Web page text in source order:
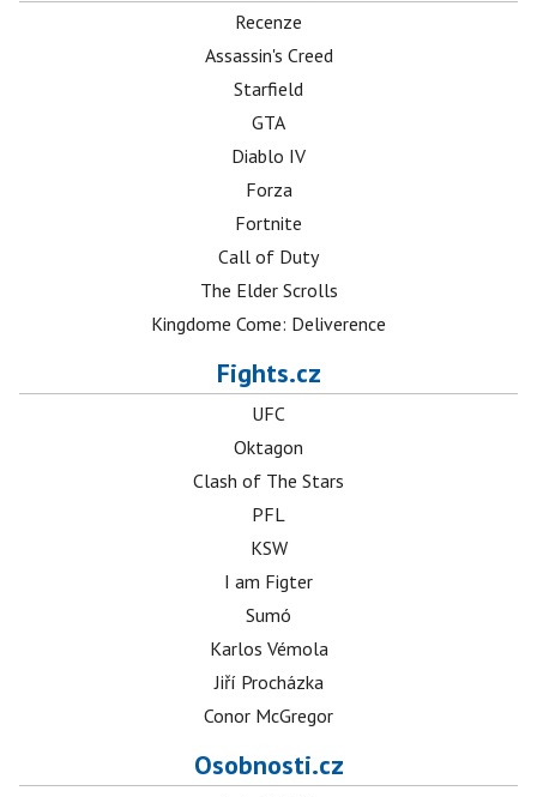
Recenze
Assassin's Creed
Starfield
GTA
Diablo IV
Forza
Fortnite
Call of Duty
The Elder Scrolls
Kingdome Come: Deliverence
Fights.cz
UFC
Oktagon
Clash of The Stars
PFL
KSW
I am Figter
Sumó
Karlos Vémola
Jiří Procházka
Conor McGregor
Osobnosti.cz